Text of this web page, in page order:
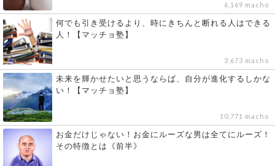
6,169 macho
何でも引き受けるより、時にきちんと断れる人はできる
人！【マッチョ塾】
3,673 macho
未来を輝かせたいと思うならば、自分が進化するしかな
い！【マッチョ塾】
10,771 macho
お金だけじゃない！お金にルーズな男は全てにルーズ！
その特徴とは《前半》